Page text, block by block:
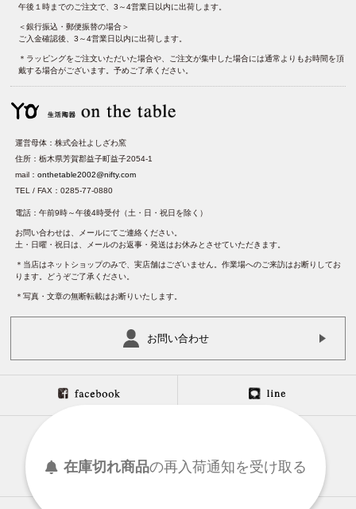
午後１時までのご注文で、3～4営業日以内に出荷します。
＜銀行振込・郵便振替の場合＞
ご入金確認後、3～4営業日以内に出荷します。
＊ラッピングをご注文いただいた場合や、ご注文が集中した場合には通常よりもお時間を頂
戴する場合がございます。予めご了承ください。
運営母体：株式会社よしざわ窯
住所：栃木県芳賀郡益子町益子2054-1
mail：onthetable2002@nifty.com
TEL / FAX：0285-77-0880
電話：午前9時～午後4時受付（土・日・祝日を除く）
お問い合わせは、メールにてご連絡ください。
土・日曜・祝日は、メールのお返事・発送はお休みとさせていただきます。
＊当店はネットショップのみで、実店舗はございません。作業場へのご来訪はお断りしてお
ります。どうぞご了承ください。
＊写真・文章の無断転載はお断りいたします。
お問い合わせ
在庫切れ商品の再入荷通知を受け取る